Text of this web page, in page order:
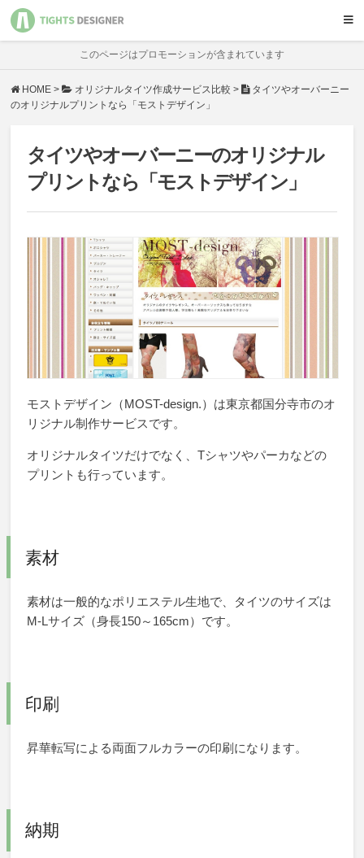
サービス比較
オリジナル製作
ハンドメイド
基礎知識
このページはプロモーションが含まれています
HOME > オリジナルタイツ作成サービス比較 >
タイツやオーバーニー
のオリジナルプリントなら「モストデザイン」
タイツやオーバーニーのオリジナル
プリントなら「モストデザイン」
モストデザイン（MOST-design.）は東京都国分寺市のオ
リジナル制作サービスです。
オリジナルタイツだけでなく、Tシャツやパーカなどの
プリントも行っています。
素材
素材は一般的なポリエステル生地で、タイツのサイズは
M-Lサイズ（身長150～165cm）です。
印刷
昇華転写による両面フルカラーの印刷になります。
納期